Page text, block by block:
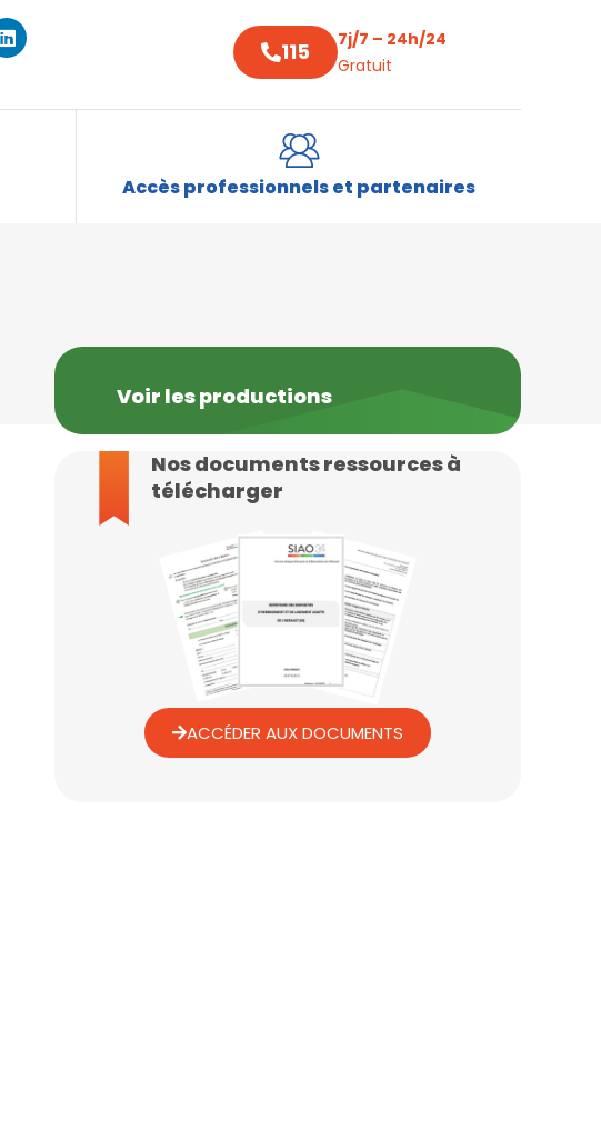
Linkedin
115
7j/7 – 24h/24
Gratuit
Accès professionnels et partenaires
Voir les productions
Nos documents ressources à
télécharger
ACCÉDER AUX DOCUMENTS